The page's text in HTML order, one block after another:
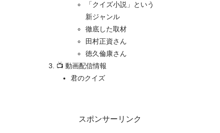
「クイズ小説」という
新ジャンル
徹底した取材
田村正資さん
徳久倫康さん
📺 動画配信情報
君のクイズ
スポンサーリンク